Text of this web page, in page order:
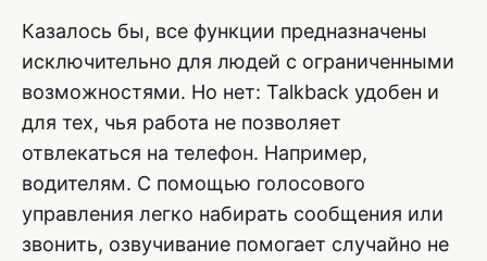
Казалось бы, все функции предназначены
исключительно для людей с ограниченными
возможностями. Но нет: Talkback удобен и
для тех, чья работа не позволяет
отвлекаться на телефон. Например,
водителям. С помощью голосового
управления легко набирать сообщения или
звонить, озвучивание помогает случайно не